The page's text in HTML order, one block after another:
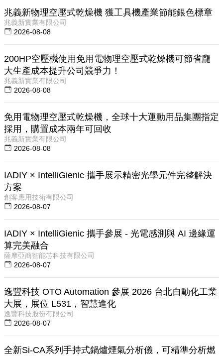
兆義新物理空壓式乾燥機 獲工具機產業節能銀色標章
兆義新實業有限公司
2026-08-08
200HP空壓機使用免用電物理空壓式乾燥機可節省龐
大生產成本提升公司競爭力！
兆義新實業有限公司
2026-08-08
免用電物理空壓式乾燥機，全球十大運動用品集團指定
採用，購置成本兩年可回收
兆義新實業有限公司
2026-08-08
IADIY × IntelliGienic 攜手展示精密光學元件完整解決
方案
創客應用技術有限公司
2026-08-07
IADIY × IntelliGienic 攜手參展 - 光電感測與 AI 邊緣運
算完美融合
薩摩亞商智能芯科技有限公司
2026-08-07
逸豐科技 OTO Automation 參展 2026 台北自動化工業
大展，展位 L531，智慧進化
逸豐科技股份有限公司
2026-08-07
全新Si-CA系列手持式鍋爐煙氣分析儀，可精準分析燃